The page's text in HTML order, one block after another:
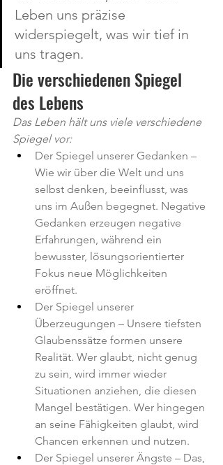
Leben uns präzise
widerspiegelt, was wir tief in
uns tragen.
Die verschiedenen Spiegel
des Lebens
Das Leben hält uns viele verschiedene
Spiegel vor:
Der Spiegel unserer Gedanken –
Wie wir über die Welt und uns
selbst denken, beeinflusst, was
uns im Außen begegnet. Negative
Gedanken erzeugen negative
Erfahrungen, während ein
bewusster, lösungsorientierter
Fokus neue Möglichkeiten
eröffnet.
Der Spiegel unserer
Überzeugungen – Unsere tiefsten
Glaubenssätze formen unsere
Realität. Wer glaubt, nicht genug
zu sein, wird immer wieder
Situationen anziehen, die diesen
Mangel bestätigen. Wer hingegen
an seine Fähigkeiten glaubt, wird
Chancen erkennen und nutzen.
Der Spiegel unserer Ängste – Das,